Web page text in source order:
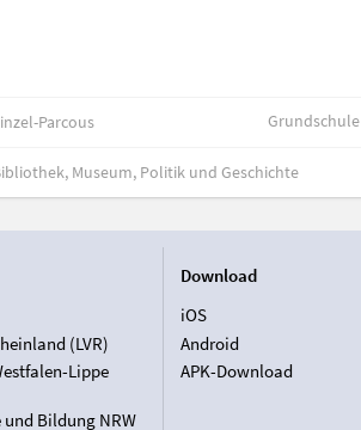
Parcous Grundschule
Museum, Politik und Geschichte
(LVR)
Lippe
Bildung NRW
Download
iOS
Android
APK-Download